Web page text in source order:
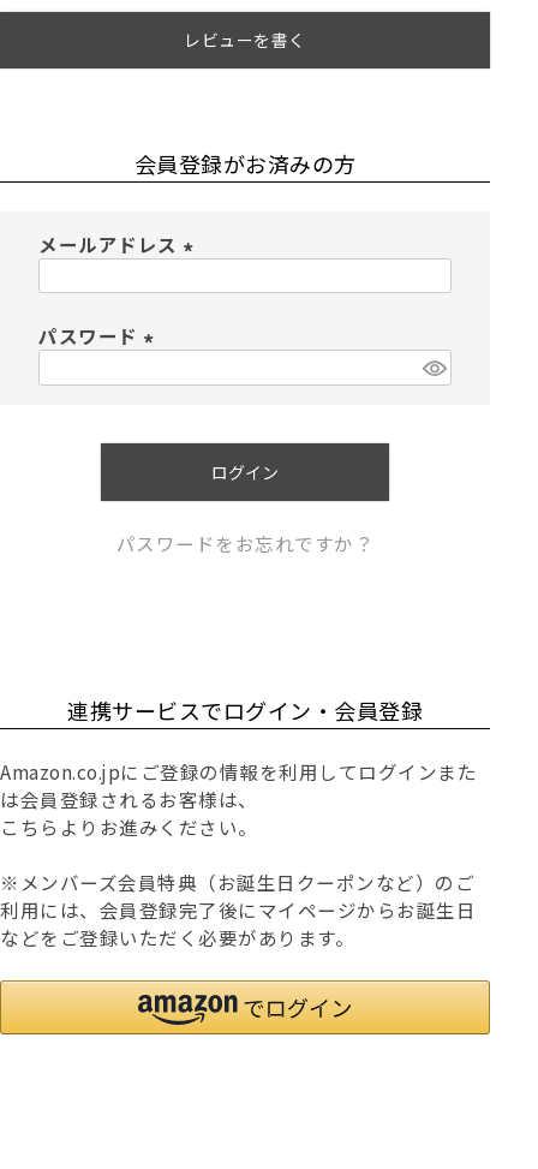
レビューを書く
会員登録がお済みの方
メールアドレス
パスワード
ログイン
パスワードをお忘れですか？
連携サービスでログイン・会員登録
Amazon.co.jpにご登録の情報を利用してログインまた
は会員登録されるお客様は、
こちらよりお進みください。
※メンバーズ会員特典（お誕生日クーポンなど）のご
利用には、会員登録完了後にマイページからお誕生日
などをご登録いただく必要があります。